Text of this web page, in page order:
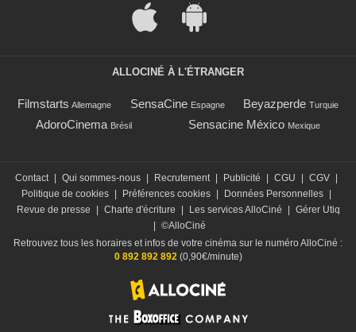
ALLOCINÉ À L'ÉTRANGER
Filmstarts Allemagne SensaCine Espagne Beyazperde Turquie
AdoroCinema Brésil Sensacine México Mexique
Contact Qui sommes-nous Recrutement Publicité CGU CGV
Politique de cookies
Préférences cookies Données Personnelles
Revue de presse
Charte d'écriture Les services AlloCiné
Gérer Utiq
©AlloCiné
Retrouvez tous les horaires et infos de votre cinéma sur le numéro AlloCiné :
0 892 892 892(0,90€/minute)